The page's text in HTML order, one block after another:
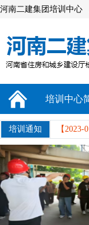
河南二建集团培训中心
培训中心
培训通知
【2025-
【2025-
【2023-
【2021-
【2021-
【2025-